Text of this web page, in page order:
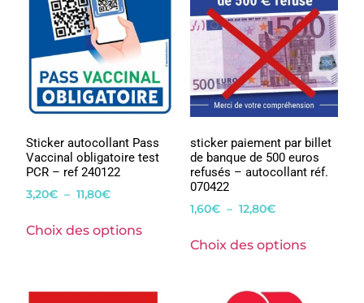
Sticker autocollant Pass
Vaccinal obligatoire test
PCR – ref 240122
3,20€ – 11,80€
Choix des options
sticker paiement par billet
de banque de 500 euros
refusés – autocollant réf.
070422
1,60€ – 12,80€
Choix des options